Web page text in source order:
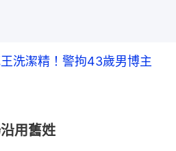
王洗潔精！警拘43歲男博主
用舊姓